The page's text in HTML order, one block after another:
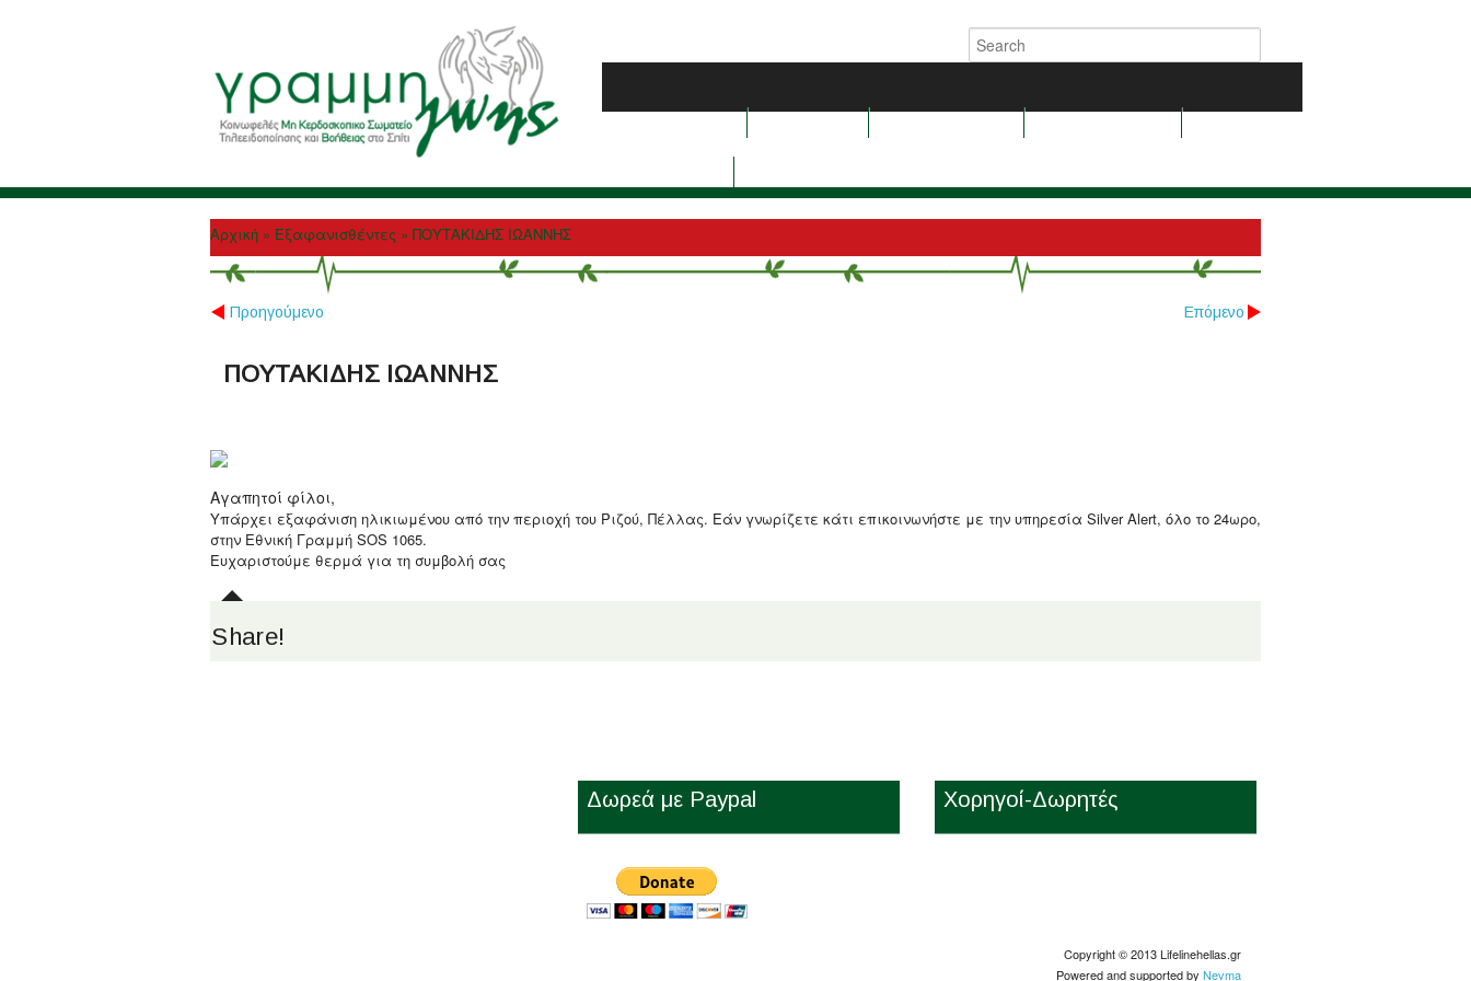
Ποιοί είμαστε Τι κάνουμε Στηρίξτε μας
Κέντρο Τύπου
Αρχική » Εξαφανισθέντες » ΠΟΥΤΑΚΙΔΗΣ ΙΩΑΝΝΗΣ
Προηγούμενο Επόμενο
ΠΟΥΤΑΚΙΔΗΣ ΙΩΑΝΝΗΣ
Aγαπητοί φίλοι,
Υπάρχει εξαφάνιση ηλικιωμένου από την περιοχή του Ριζού, Πέλλας. Εάν γνωρίζετε κάτι επικοινωνήστε με την υπηρεσία Silver Alert, όλο το 24ωρο,
στην Εθνική Γραμμή SOS 1065.
Ευχαριστούμε θερμά για τη συμβολή σας
Share!
Δωρεά με Paypal Χορηγοί-Δωρητές
Copyright © 2013 Lifelinehellas.gr
Powered and supported by Nevma